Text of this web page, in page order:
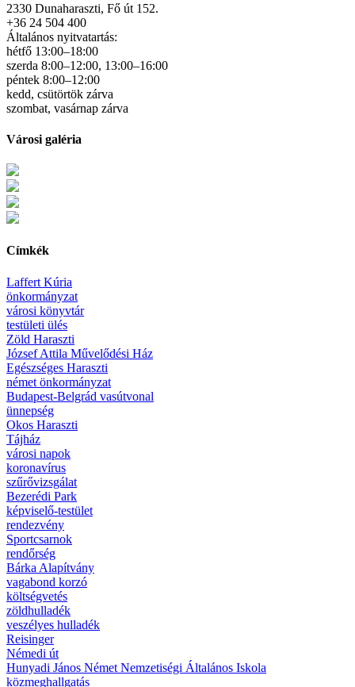
2330 Dunaharaszti, Fő út 152.
+36 24 504 400
Általános nyitvatartás:
hétfő 13:00–18:00
szerda 8:00–12:00, 13:00–16:00
péntek 8:00–12:00
kedd, csütörtök zárva
szombat, vasárnap zárva
Városi galéria
Címkék
Laffert Kúria
önkormányzat
városi könyvtár
testületi ülés
Zöld Haraszti
József Attila Művelődési Ház
Egészséges Haraszti
német önkormányzat
Budapest-Belgrád vasútvonal
ünnepség
Okos Haraszti
Tájház
városi napok
koronavírus
szűrővizsgálat
Bezerédi Park
képviselő-testület
rendezvény
Sportcsarnok
rendőrség
Bárka Alapítvány
vagabond korzó
költségvetés
zöldhulladék
veszélyes hulladék
Reisinger
Némedi út
Hunyadi János Német Nemzetiségi Általános Iskola
közmeghallgatás